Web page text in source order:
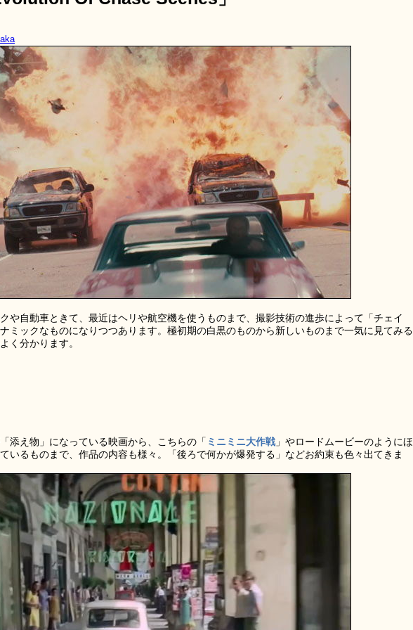
や自動車ときて、最近はヘリや航空機を使うものまで、撮影技術の進歩によって「チェイ
ミックなものになりつつあります。極初期の白黒のものから新しいものまで一気に見てみる
く分かります。
添え物」になっている映画から、こちらの「 ミニミニ大作戦 」やロードムービーのようにほ
いるものまで、作品の内容も様々。「後ろで何かが爆発する」などお約束も色々出てきま